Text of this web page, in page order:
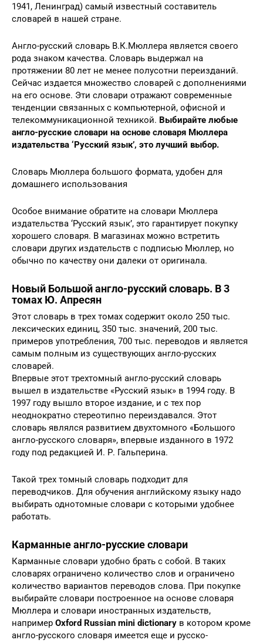
1941, Ленинград) самый известный составитель
словарей в нашей стране.
Англо-русский словарь В.К.Мюллера является своего
рода знаком качества. Словарь выдержал на
протяжении 80 лет не менее полусотни переизданий.
Сейчас издается множество словарей с дополнениями
на его основе. Эти словари отражают современные
тенденции связанных с компьютерной, офисной и
телекоммуникационной техникой. Выбирайте любые
англо-русские словари на основе словаря Мюллера
издательства ‘Русский язык’, это лучший выбор.
Словарь Мюллера большого формата, удобен для
домашнего использования
Особое внимание обратите на словари Мюллера
издательства ‘Русский язык’, это гарантирует покупку
хорошего словаря. В магазинах можно встретить
словари других издательств с подписью Мюллер, но
обычно по качеству они далеки от оригинала.
Новый Большой англо-русский словарь. В 3
томах Ю. Апресян
Этот словарь в трех томах содержит около 250 тыс.
лексических единиц, 350 тыс. значений, 200 тыс.
примеров употребления, 700 тыс. переводов и является
самым полным из существующих англо-русских
словарей.
Впервые этот трехтомный англо-русский словарь
вышел в издательстве «Русский язык» в 1994 году. В
1997 году вышло второе издание, и с тех пор
неоднократно стереотипно переиздавался. Этот
словарь являлся развитием двухтомного «Большого
англо-русского словаря», впервые изданного в 1972
году под редакцией И. Р. Гальперина.
Такой трех томный словарь подходит для
переводчиков. Для обучения английскому языку надо
выбирать однотомные словари с которыми удобнее
работать.
Карманные англо-русские словари
Карманные словари удобно брать с собой. В таких
словарях ограничено количество слов и ограничено
количество вариантов переводов слова. При покупке
выбирайте словари построенное на основе словаря
Мюллера и словари иностранных издательств,
например Oxford Russian mini dictionary в котором кроме
англо-русского словаря имеется еще и русско-